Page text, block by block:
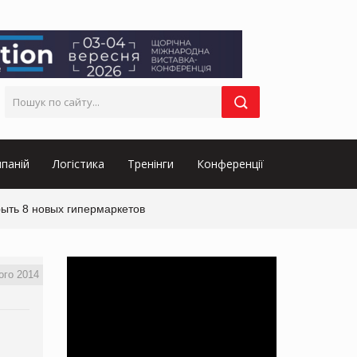
Логістика Тренінги Конференції
8 новых гипермаркетов
2014